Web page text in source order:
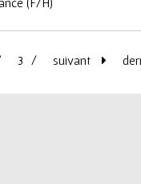
3 suivant